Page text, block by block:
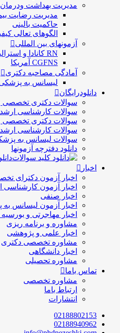
مدیریت بهداشت ودرمان
مديريت رضايت
حاكميت بالينی
الگوهای تعالی
آزمونهای بین المللی
RN کانادا و استرالیا
CGFNS آمریکا
آمادگی مصاحبه دکتری
لیسانس به
دانلودرایگان
سوالات دکتری تخصصی
سوالات کارشناسی
سوالات دکتری تخصصی
سوالات کارشناسی
سوالات لیسانس به
دانلود دفترچه آزمونها
اخبار
اخبار آزمون دکترای
اخبار آزمون کارشناسی
اخبار صنفی
اخبار آزمون لیسانس
اخبار مهاجرتی و بورسیه
مشاوره و برنامه ریزی
اخبار علمی و پژوهشی
مشاوره تخصصی دکتری
اخبار دانشگاهی
مشاوره تحصیلی
تماس باما
مشاوره تخصصی
ارتباط باما
انتشارات
02188802153
02188940962